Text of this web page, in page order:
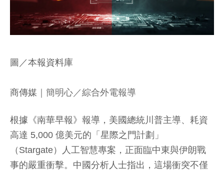
圖／本報資料庫
商傳媒 ｜簡明心／綜合外電報導
根據《南華早報》報導，美國總統川普主導、耗資
高達 5,000 億美元的「星際之門計劃」
（Stargate）人工智慧專案，正面臨中東與伊朗戰
事的嚴重衝擊。中國分析人士指出，這場衝突不僅